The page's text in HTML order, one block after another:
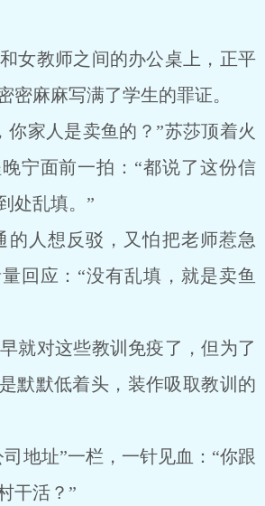
教师之间的办公桌上，正平
密麻麻写满了学生的罪证。
家人是卖鱼的？”苏莎顶着火
宁面前一拍：“都说了这份信
处乱填。”
想反驳，又怕把老师惹急
回应：“没有乱填，就是卖鱼
对这些教训免疫了，但为了
默默低着头，装作吸取教训的
址”一栏，一针见血：“你跟
干活？”